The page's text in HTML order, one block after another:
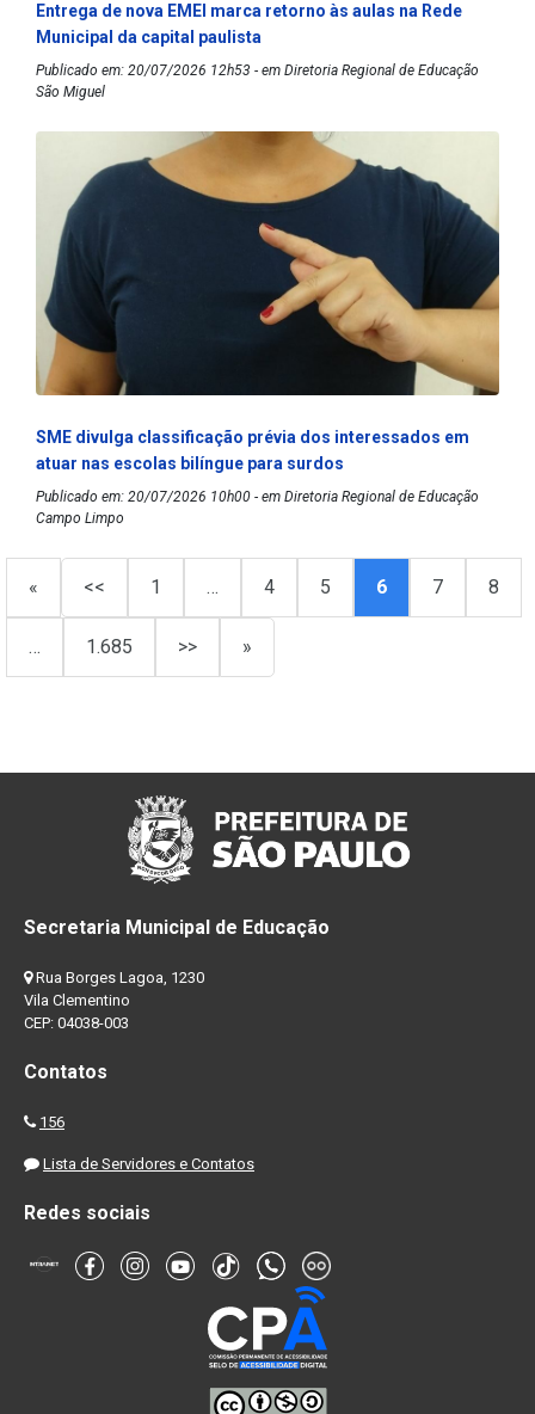
Entrega de nova EMEI marca retorno às aulas na Rede
Municipal da capital paulista
Publicado em: 20/07/2026 12h53 - em Diretoria Regional de Educação
São Miguel
SME divulga classificação prévia dos interessados em
atuar nas escolas bilíngue para surdos
Publicado em: 20/07/2026 10h00 - em Diretoria Regional de Educação
Campo Limpo
« << 1 … 4 5 6 7 8
… 1.685 >> »
Secretaria Municipal de Educação
Rua Borges Lagoa, 1230
Vila Clementino
CEP: 04038-003
Contatos
156
Lista de Servidores e Contatos
Redes sociais